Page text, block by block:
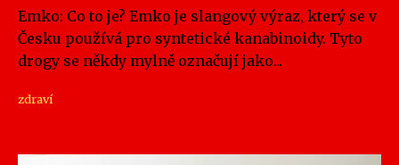
Emko: Co to je? Emko je slangový výraz, který se v
Česku používá pro syntetické kanabinoidy. Tyto
drogy se někdy mylně označují jako...
zdraví